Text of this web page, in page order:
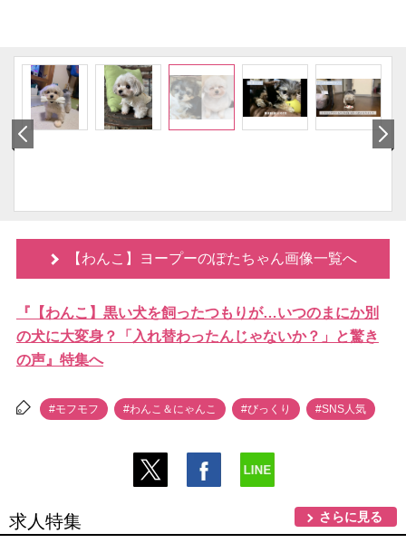
【わんこ】ヨープーのぽたちゃん画像一覧へ
『【わんこ】黒い犬を飼ったつもりが…いつのまにか別
の犬に大変身？「入れ替わったんじゃないか？」と驚き
の声』特集へ
#モフモフ #わんこ＆にゃんこ #びっくり #SNS人気
求人特集 さらに見る